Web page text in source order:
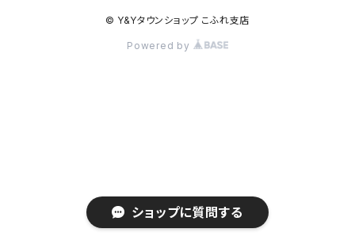
© Y&Yタウンショップ こふれ支店
Powered by
ショップに質問する